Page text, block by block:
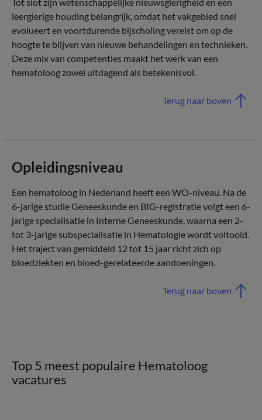
leergierige houding belangrijk, omdat het vakgebied snel
evolueert en voortdurende bijscholing vereist om op de
hoogte te blijven van nieuwe behandelingen en technieken.
Deze mix van competenties maakt het werk van een
hematoloog zowel uitdagend als betekenisvol.
Terug naar boven
Opleidingsniveau
Een hematoloog in Nederland heeft een WO-niveau. Na de
6-jarige studie Geneeskunde en BIG-registratie volgt een 6-
jarige specialisatie in Interne Geneeskunde, waarna een 2-
tot 3-jarige subspecialisatie in Hematologie wordt voltooid.
Het traject van gemiddeld 12 tot 15 jaar richt zich op
bloedziekten en bloed-gerelateerde aandoeningen.
Terug naar boven
Top 5 meest populaire Hematoloog
vacatures